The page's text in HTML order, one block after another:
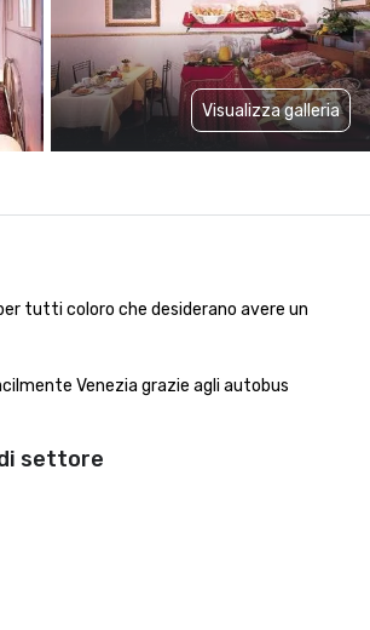
Visualizza galleria
tutti coloro che desiderano avere un
Venezia grazie agli autobus
settore